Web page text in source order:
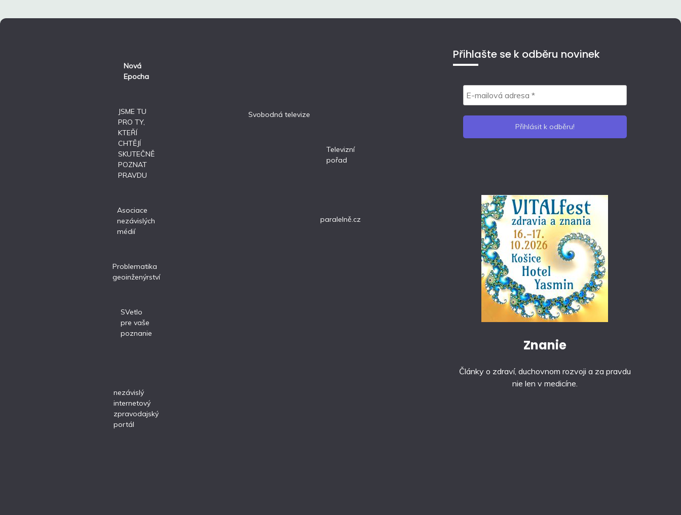
Nová
Epocha
JSME TU
PRO TY,
KTEŘÍ
CHTĚJÍ
SKUTEČNĚ
POZNAT
PRAVDU
Asociace
nezávislých
médií
Problematika
geoinženýrství
SVetlo
pre vaše
poznanie
nezávislý
internetový
zpravodajský
portál
Svobodná televize
Televizní
pořad
paralelně.cz
Přihlašte se k odběru novinek
Znanie
Články o zdraví, duchovnom rozvoji a za pravdu
nie len v medicíne.